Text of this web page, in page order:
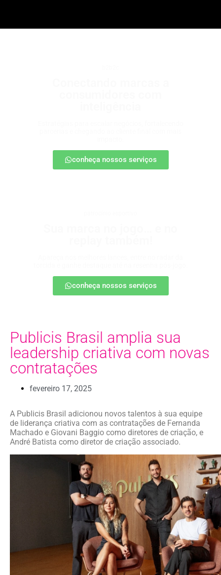
conheça nossos serviços
conheça nossos serviços
Publicis Brasil amplia sua
leadership criativa com novas
contratações
fevereiro 17, 2025
A Publicis Brasil adicionou novos talentos à sua equipe
de liderança criativa com as contratações de Fernanda
Machado e Giovani Baggio como diretores de criação, e
André Batista como diretor de criação associado.